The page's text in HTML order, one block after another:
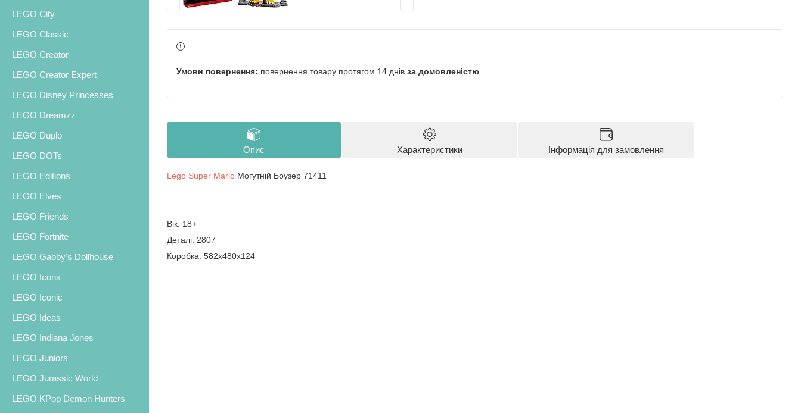
LEGO City
LEGO Classic
LEGO Creator
LEGO Creator Expert
LEGO Disney Princesses
LEGO Dreamzz
LEGO Duplo
LEGO DOTs
LEGO Editions
LEGO Elves
LEGO Friends
LEGO Fortnite
LEGO Gabby's Dollhouse
LEGO Icons
LEGO Iconic
LEGO Ideas
LEGO Indiana Jones
LEGO Juniors
LEGO Jurassic World
LEGO KPop Demon Hunters
повернення товару протягом 14 днів за домовленістю
Опис Характеристики Інформація для замовлення
Lego Super Mario Могутній Боузер 71411
Вік: 18+
Деталі: 2807
Коробка: 582х480х124